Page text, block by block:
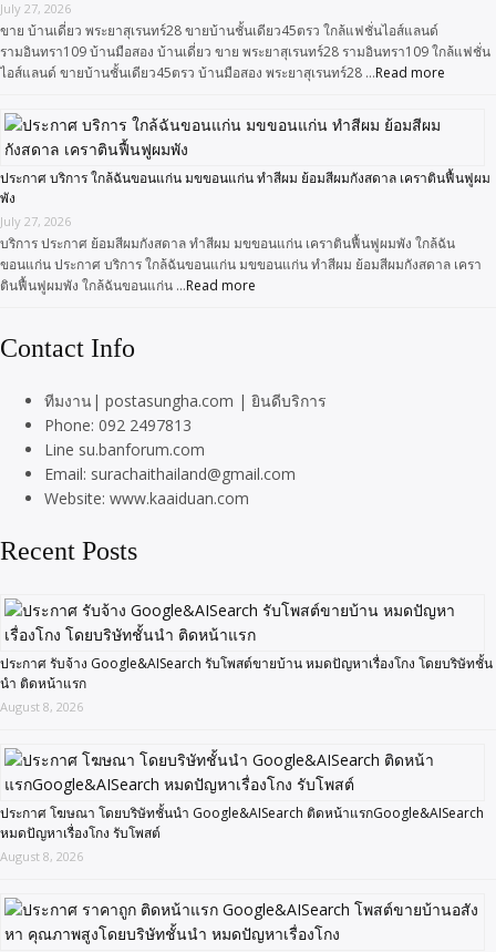
July 27, 2026
ขาย บ้านเดี่ยว พระยาสุเรนทร์28 ขายบ้านชั้นเดียว45ตรว ใกล้แฟชั่นไอส์แลนด์
รามอินทรา109 บ้านมือสอง บ้านเดี่ยว ขาย พระยาสุเรนทร์28 รามอินทรา109 ใกล้แฟชั่น
ไอส์แลนด์ ขายบ้านชั้นเดียว45ตรว บ้านมือสอง พระยาสุเรนทร์28 …Read more
ประกาศ บริการ ใกล้ฉันขอนแก่น มขขอนแก่น ทำสีผม ย้อมสีผมกังสดาล เคราตินฟื้นฟูผม
พัง
July 27, 2026
บริการ ประกาศ ย้อมสีผมกังสดาล ทำสีผม มขขอนแก่น เคราตินฟื้นฟูผมพัง ใกล้ฉัน
ขอนแก่น ประกาศ บริการ ใกล้ฉันขอนแก่น มขขอนแก่น ทำสีผม ย้อมสีผมกังสดาล เครา
ตินฟื้นฟูผมพัง ใกล้ฉันขอนแก่น …Read more
Contact Info
ทีมงาน| postasungha.com | ยินดีบริการ
Phone: 092 2497813
Line su.banforum.com
Email: surachaithailand@gmail.com
Website: www.kaaiduan.com
Recent Posts
ประกาศ รับจ้าง Google&AISearch รับโพสต์ขายบ้าน หมดปัญหาเรื่องโกง โดยบริษัทชั้น
นำ ติดหน้าแรก
August 8, 2026
ประกาศ โฆษณา โดยบริษัทชั้นนำ Google&AISearch ติดหน้าแรกGoogle&AISearch
หมดปัญหาเรื่องโกง รับโพสต์
August 8, 2026